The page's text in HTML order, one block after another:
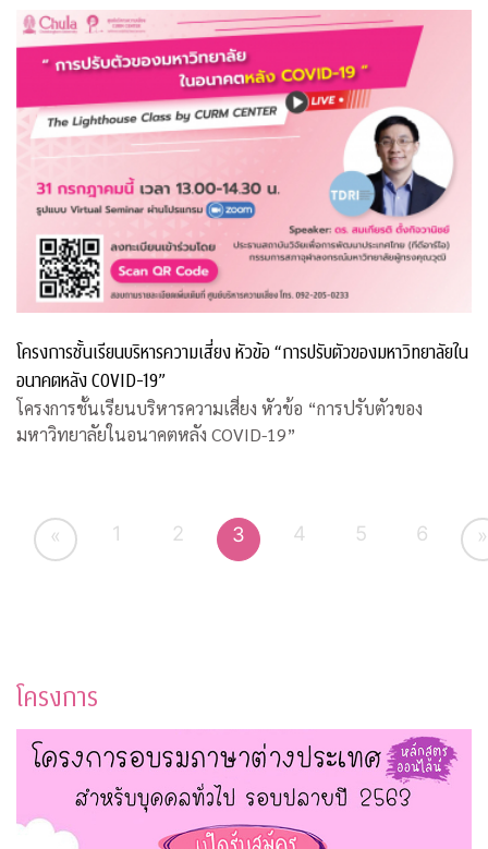
โครงการชั้นเรียนบริหารความเสี่ยง หัวข้อ “การปรับตัวของมหาวิทยาลัยใน
อนาคตหลัง COVID-19”
โครงการชั้นเรียนบริหารความเสี่ยง หัวข้อ “การปรับตัวของ
มหาวิทยาลัยในอนาคตหลัง COVID-19”
« 1 2 3 4 5 6 »
โครงการ